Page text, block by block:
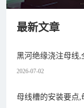
最新文章
黑河绝缘浇注母线
2026-07-02
母线槽的安装要点